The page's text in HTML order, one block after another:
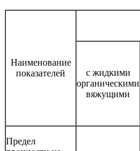
Наименование
показателей
с жидкими
органическими
вяжущими
Предел